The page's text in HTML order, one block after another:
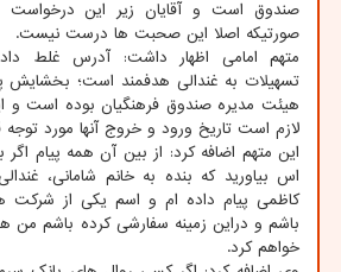
صندوق است و آقایان زیر این درخواست
صورتیکه اصلا این صحبت ها درست نیست.
متهم امامی اظهار داشت: آدرس غلط
تسهیلات به غندالی هدفمند است؛ بخشایش
هیئت مدیره صندوق فرهنگیان بوده است و
لازم است تاریخ ورود و خروج آنها مورد توجه
این متهم اضافه کرد: از بین آن همه پیام
اس بیاورید که بنده به خانم شامانی،
کاظمی پیام داده ام و اسم یکی از شرکت ها
باشم و دراین زمینه سفارشی کرده باشم من
خواهم کرد.